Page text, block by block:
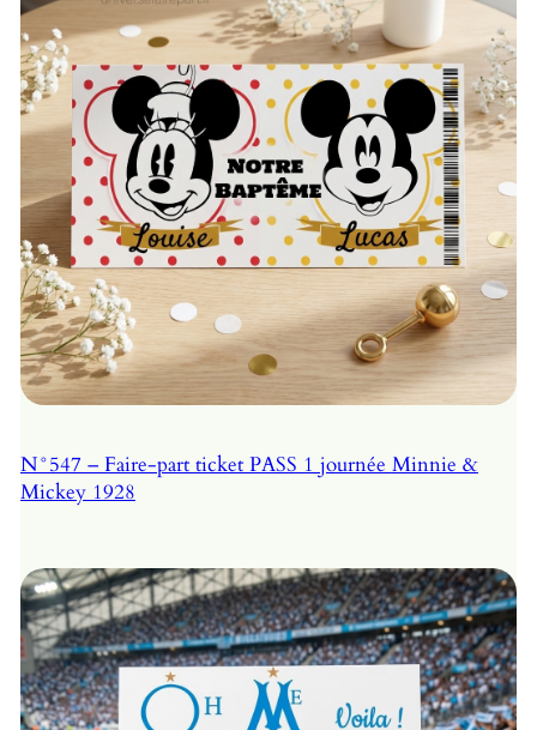
N°547 – Faire-part ticket PASS 1 journée Minnie &
Mickey 1928